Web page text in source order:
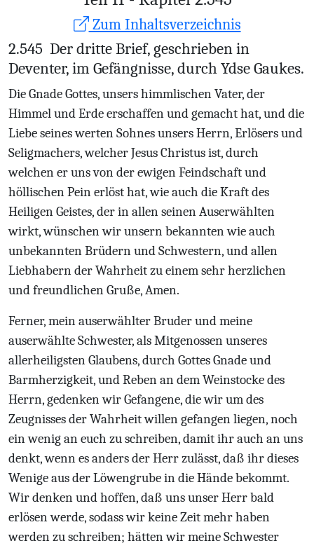
Zum Inhaltsverzeichnis
2.545 Der dritte Brief, geschrieben in
Deventer, im Gefängnisse, durch Ydse Gaukes.
Die Gnade Gottes, unsers himmlischen Vater, der
Himmel und Erde erschaffen und gemacht hat, und die
Liebe seines werten Sohnes unsers Herrn, Erlösers und
Seligmachers, welcher Jesus Christus ist, durch
welchen er uns von der ewigen Feindschaft und
höllischen Pein erlöst hat, wie auch die Kraft des
Heiligen Geistes, der in allen seinen Auserwählten
wirkt, wünschen wir unsern bekannten wie auch
unbekannten Brüdern und Schwestern, und allen
Liebhabern der Wahrheit zu einem sehr herzlichen
und freundlichen Gruße, Amen.
Ferner, mein auserwählter Bruder und meine
auserwählte Schwester, als Mitgenossen unseres
allerheiligsten Glaubens, durch Gottes Gnade und
Barmherzigkeit, und Reben an dem Weinstocke des
Herrn, gedenken wir Gefangene, die wir um des
Zeugnisses der Wahrheit willen gefangen liegen, noch
ein wenig an euch zu schreiben, damit ihr auch an uns
denkt, wenn es anders der Herr zulässt, daß ihr dieses
Wenige aus der Löwengrube in die Hände bekommt.
Wir denken und hoffen, daß uns unser Herr bald
erlösen werde, sodass wir keine Zeit mehr haben
werden zu schreiben; hätten wir meine Schwester